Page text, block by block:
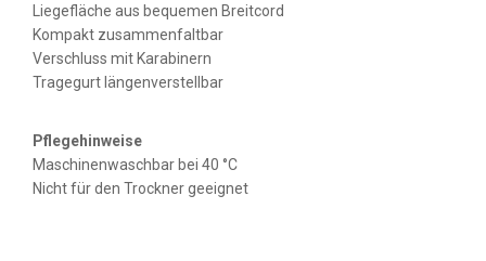
Liegefläche aus bequemen Breitcord
Kompakt zusammenfaltbar
Verschluss mit Karabinern
Tragegurt längenverstellbar
Pflegehinweise
Maschinenwaschbar bei 40 °C
Nicht für den Trockner geeignet